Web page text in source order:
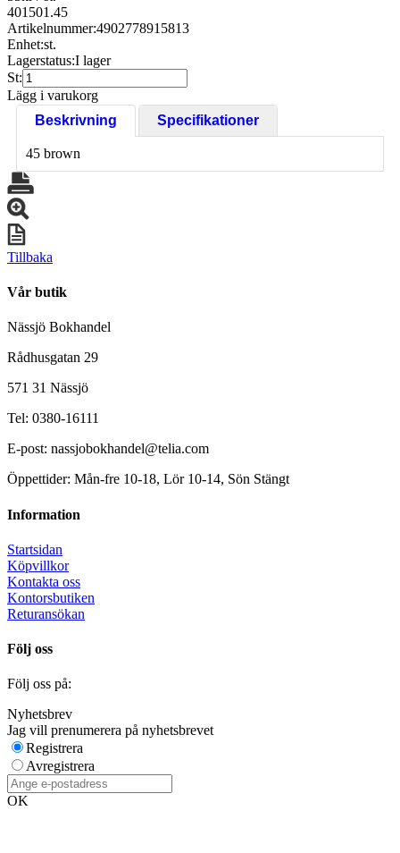
401501.45
Artikelnummer:4902778915813
Enhet:st.
Lagerstatus:I lager
St:
Lägg i varukorg
Beskrivning
Specifikationer
45 brown
Tillbaka
Vår butik
Nässjö Bokhandel
Rådhusgatan 29
571 31 Nässjö
Tel: 0380-16111
E-post: nassjobokhandel@telia.com
Öppettider: Mån-fre 10-18, Lör 10-14, Sön Stängt
Information
Startsidan
Köpvillkor
Kontakta oss
Kontorsbutiken
Returansökan
Följ oss
Följ oss på:
Nyhetsbrev
Jag vill prenumerera på nyhetsbrevet
Registrera
Avregistrera
OK